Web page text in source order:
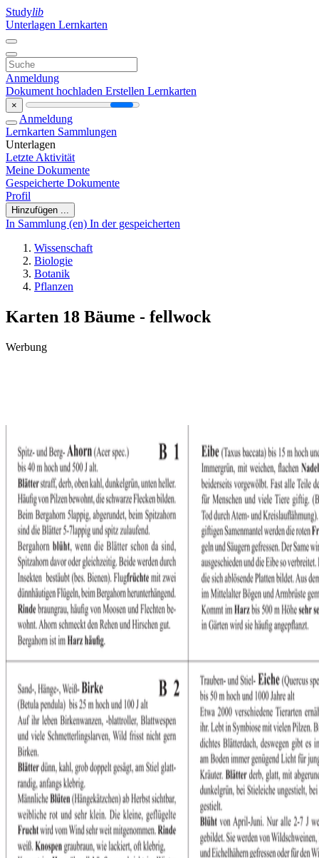
Studylib
Unterlagen Lernkarten
Anmeldung
Dokument hochladen Erstellen Lernkarten
×
Anmeldung
Lernkarten Sammlungen
Unterlagen
Letzte Aktivität
Meine Dokumente
Gespeicherte Dokumente
Profil
Hinzufügen ...
In Sammlung (en) In der gespeicherten
Wissenschaft
Biologie
Botanik
Pflanzen
Karten 18 Bäume - fellwock
Werbung